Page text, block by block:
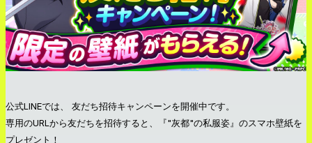
公式LINEでは、 友だち招待キャンペーンを開催中です。
専用のURLから友だちを招待すると、『"灰都"の私服姿』のスマホ壁紙を
プレゼント！